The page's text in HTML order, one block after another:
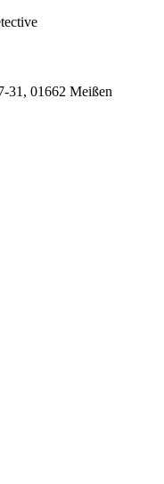
31, 01662 Meißen